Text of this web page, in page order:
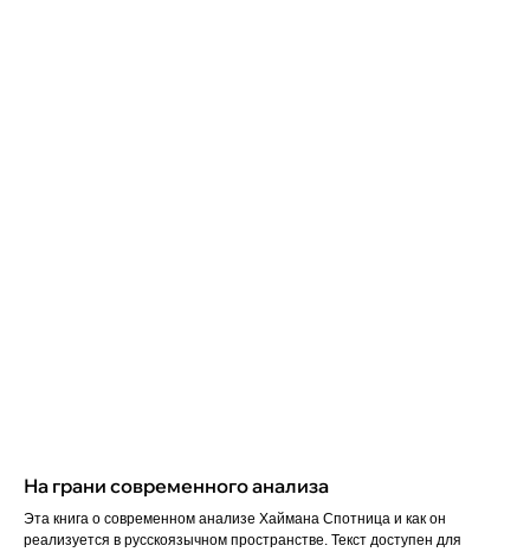
На грани современного анализа
Эта книга о современном анализе Хаймана Спотница и как он
реализуется в русскоязычном пространстве. Текст доступен для